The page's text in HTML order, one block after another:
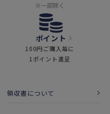
※一部除く
ポイント
100円ご購入毎に
1ポイント進呈
領収書について